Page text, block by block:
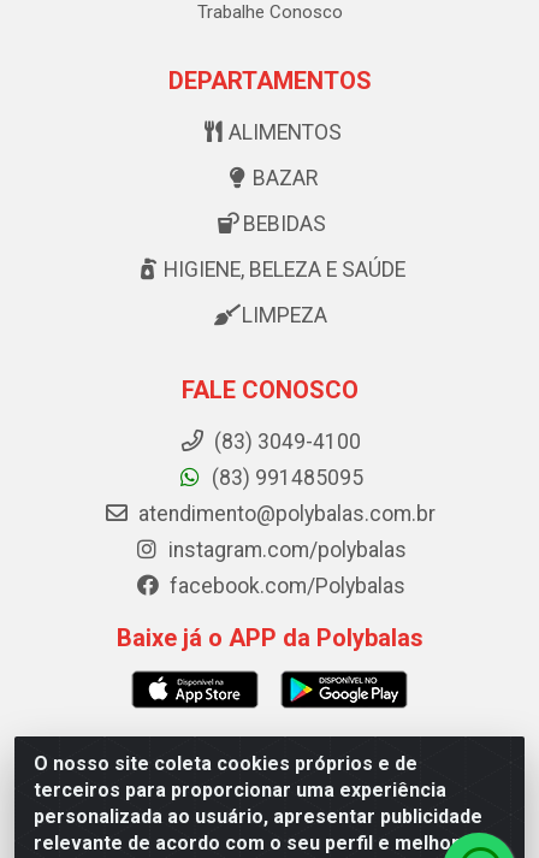
O nosso site coleta cookies próprios e de
terceiros para proporcionar uma experiência
personalizada ao usuário, apresentar publicidade
relevante de acordo com o seu perfil e melhorar a
Trabalhe Conosco
DEPARTAMENTOS
ALIMENTOS
BAZAR
BEBIDAS
HIGIENE, BELEZA E SAÚDE
LIMPEZA
FALE CONOSCO
(83) 3049-4100
(83) 991485095
atendimento@polybalas.com.br
instagram.com/polybalas
facebook.com/Polybalas
Baixe já o APP da Polybalas
Polybalas - Rua João Miguel de Souza, 173 Galpão B -
Ernesto Geisel, João Pessoa/PB - CEP 58.075-075 - CNPJ
00.909.327/0002-61